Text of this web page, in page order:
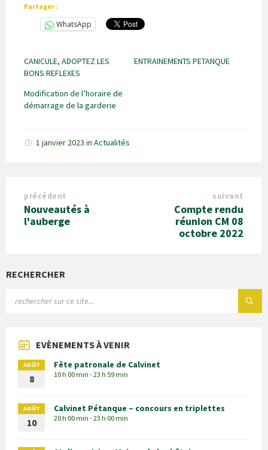
Partager :
WhatsApp
CANICULE, ADOPTEZ LES
BONS REFLEXES
ENTRAINEMENTS PETANQUE
Modification de l’horaire de
démarrage de la garderie
1 janvier 2023 in Actualités
précédent
Nouveautés à
l'auberge
suivant
Compte rendu
réunion CM 08
octobre 2022
RECHERCHER
EVÈNEMENTS À VENIR
AOÛT
8
Fête patronale de Calvinet
10 h 00 min - 23 h 59 min
AOÛT
10
Calvinet Pétanque – concours en triplettes
20 h 00 min - 23 h 00 min